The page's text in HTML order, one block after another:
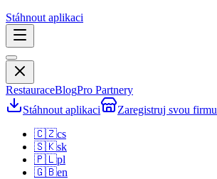
Stáhnout aplikaci
RestauraceBlogPro Partnery
Stáhnout aplikaci
Zaregistruj svou firmu
🇨🇿cs
🇸🇰sk
🇵🇱pl
🇬🇧en